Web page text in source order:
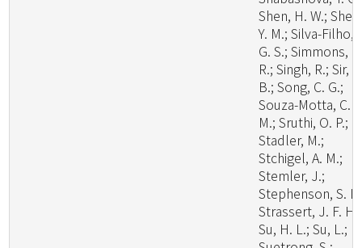
Shen, H. W.;
Y. M.; Silva-Filho,
G. S.; Simmons,
R.; Singh, R.; Sir,
B.; Song, C. G.;
Souza-Motta, C.
M.; Sruthi, O. P.;
Stadler, M.;
Stchigel, A. M.;
Stemler, J.;
Stephenson, S.
Strassert, J. F. H.;
Su, H. L.; Su, L.;